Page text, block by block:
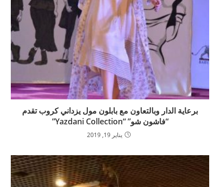
برعاية الدار وبالتعاون مع بابلون مول يزداني كروب تقدم
“فاشون شو” “Yazdani Collection”
يناير 19, 2019